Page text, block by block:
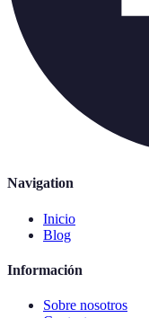
Navigation
Inicio
Blog
Información
Sobre nosotros